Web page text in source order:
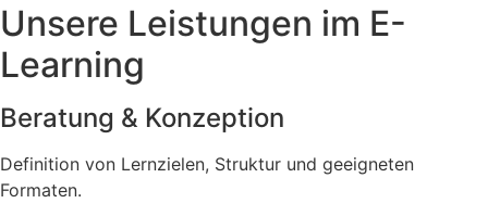
Unsere Leistungen im E-
Learning
Beratung & Konzeption
Definition von Lernzielen, Struktur und geeigneten
Formaten.